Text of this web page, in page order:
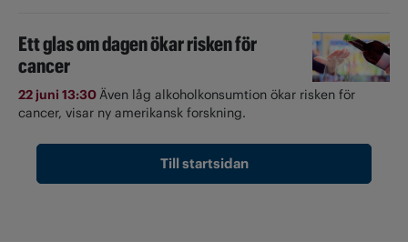
Ett glas om dagen ökar risken för
cancer
22 juni 13:30Även låg alkoholkonsumtion ökar risken för
cancer, visar ny amerikansk forskning.
Till startsidan